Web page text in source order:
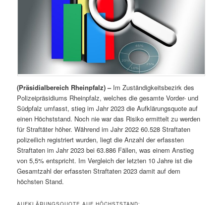
(Präsidialbereich Rheinpfalz) – Im Zuständigkeitsbezirk des
Polizeipräsidiums Rheinpfalz, welches die gesamte Vorder- und
Südpfalz umfasst, stieg im Jahr 2023 die Aufklärungsquote auf
einen Höchststand. Noch nie war das Risiko ermittelt zu werden
für Straftäter höher. Während im Jahr 2022 60.528 Straftaten
polizeilich registriert wurden, liegt die Anzahl der erfassten
Straftaten im Jahr 2023 bei 63.886 Fällen, was einem Anstieg
von 5,5% entspricht. Im Vergleich der letzten 10 Jahre ist die
Gesamtzahl der erfassten Straftaten 2023 damit auf dem
höchsten Stand.